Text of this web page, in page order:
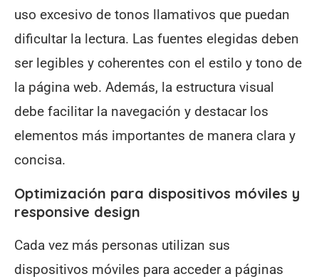
uso excesivo de tonos llamativos que puedan
dificultar la lectura. Las fuentes elegidas deben
ser legibles y coherentes con el estilo y tono de
la página web. Además, la estructura visual
debe facilitar la navegación y destacar los
elementos más importantes de manera clara y
concisa.
Optimización para dispositivos móviles y
responsive design
Cada vez más personas utilizan sus
dispositivos móviles para acceder a páginas